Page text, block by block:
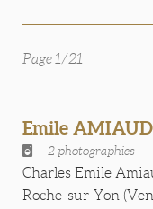
Page 1/21
Emile AMIAUD
2 photographies
Charles Emile
Roche-sur-Yon